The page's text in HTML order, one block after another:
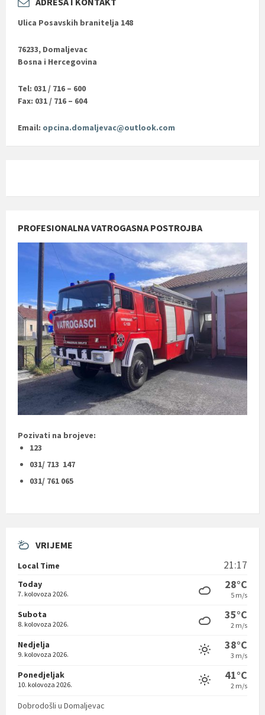
Ulica Posavskih branitelja 148
76233, Domaljevac
Bosna i Hercegovina
Tel: 031 / 716 – 600
Fax: 031 / 716 – 604
Email: opcina.domaljevac@outlook.com
PROFESIONALNA VATROGASNA POSTROJBA
Pozivati na brojeve:
123
031/ 713 147
031/ 761 065
VRIJEME
Local Time 21:17
Today
7. kolovoza 2026.
28°C
5 m/s
Subota
8. kolovoza 2026.
35°C
2 m/s
Nedjelja
9. kolovoza 2026.
38°C
3 m/s
Ponedjeljak
10. kolovoza 2026.
41°C
2 m/s
Dobrodošli u Domaljevac